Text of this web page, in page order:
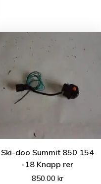
Ski-doo Summit 850 154
-18 Knapp rer
850.00 kr